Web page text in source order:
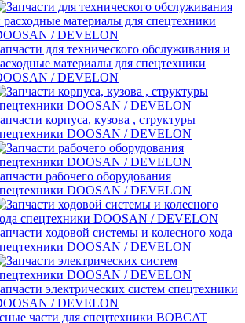
для технического обслуживания и
материалы для спецтехники
/ DEVELON
корпуса, кузова , структуры
DOOSAN / DEVELON
рабочего оборудования
DOOSAN / DEVELON
ходовой системы и колесного хода
DOOSAN / DEVELON
электрических систем спецтехники
/ DEVELON